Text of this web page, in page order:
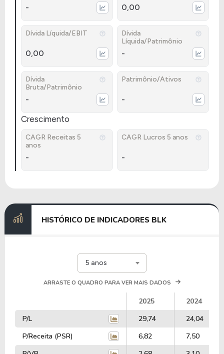
- 0,00
Dívida Líquida/EBIT
0,00
Dívida
Líquida/Patrimônio
-
Dívida
Bruta/Patrimônio
-
Patrimônio/Ativos
-
Crescimento
CAGR Receitas 5
anos
-
CAGR Lucros 5 anos
-
HISTÓRICO DE INDICADORES BLK
5 anos
ARRASTE O QUADRO PARA VER MAIS DADOS
2025
2024
P/L
29,74
24,04
P/Receita (PSR)
6,82
7,50